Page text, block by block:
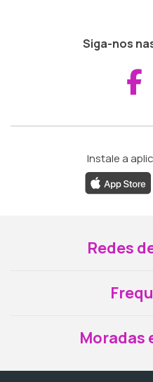
Siga-nos
Instale a
Redes
Moradas